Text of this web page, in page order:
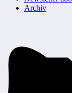
Archiv